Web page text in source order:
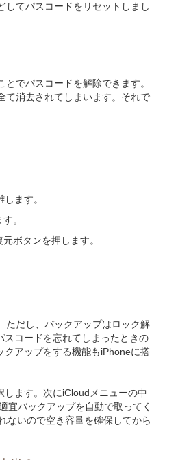
してパスコードをリセットしまし
でパスコードを解除できます。
て消去されてしまいます。それで
ます。
。
ボタンを押します。
ただし、バックアップはロック解
スコードを忘れてしまったときの
アップをする機能もiPhoneに搭
ます。次にiCloudメニューの中
宜バックアップを自動で取ってく
ないので空き容量を確保してから